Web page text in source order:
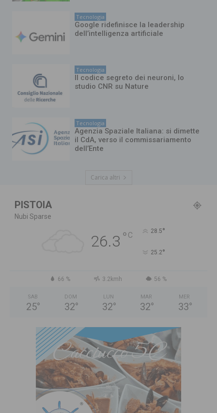
Tecnologia
Google ridefinisce la leadership
dell’intelligenza artificiale
Tecnologia
Il codice segreto dei neuroni, lo
studio CNR su Nature
Tecnologia
Agenzia Spaziale Italiana: si dimette
il CdA, verso il commissariamento
dell’Ente
Carica altri
PISTOIA
Nubi Sparse
26.3 ° C 28.5°
25.2°
66 % 3.2kmh 56 %
SAB
25°
DOM
32°
LUN
32°
MAR
32°
MER
33°